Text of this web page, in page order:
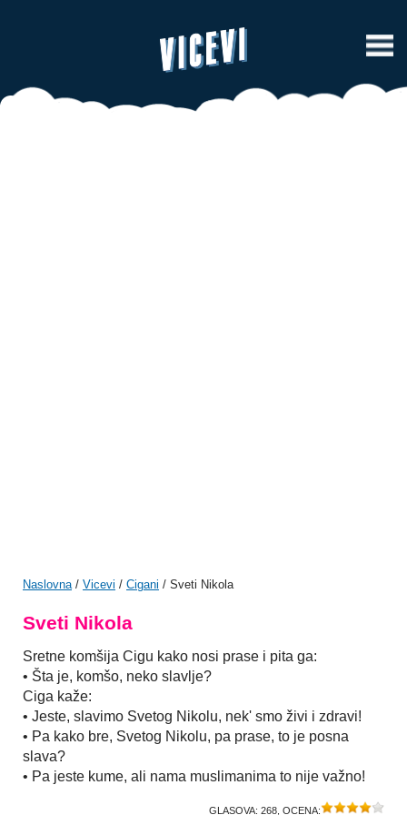
Naslovna/ Vicevi / Cigani / Sveti Nikola
Sveti Nikola
Sretne komšija Cigu kako nosi prase i pita ga:
• Šta je, komšo, neko slavlje?
Ciga kaže:
• Jeste, slavimo Svetog Nikolu, nek' smo živi i zdravi!
• Pa kako bre, Svetog Nikolu, pa prase, to je posna
slava?
• Pa jeste kume, ali nama muslimanima to nije važno!
GLASOVA: 268 , OCENA: